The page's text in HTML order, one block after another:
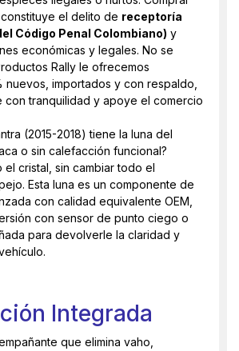
el delito de receptoría
Código Penal Colombiano) y
económicas y legales. No se
Rally le ofrecemos
nuevos, importados y con respaldo,
con tranquilidad y apoye el comercio
(2015-2018) tiene la luna del
o sin calefacción funcional?
el cristal, sin cambiar todo el
Esta luna es un componente de
con calidad equivalente OEM,
con sensor de punto ciego o
para devolverle la claridad y
Integrada
que elimina vaho,